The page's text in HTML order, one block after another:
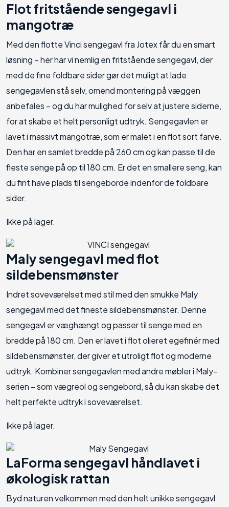
Flot fritstående sengegavl i
mangotræ
Med den flotte Vinci sengegavl fra Jotex får du en smart
løsning – her har vi nemlig en fritstående sengegavl, der
med de fine foldbare sider gør det muligt at lade
sengegavlen stå selv, omend montering på væggen
anbefales – og du har mulighed for selv at justere siderne,
for at skabe et helt personligt udtryk. Sengegavlen er
lavet i massivt mangotræ, som er malet i en flot sort farve.
Den har en samlet bredde på 260 cm og kan passe til de
fleste senge på op til 180 cm. Er det en smallere seng, kan
du fint have plads til sengeborde indenfor de foldbare
sider.
Ikke på lager.
Maly sengegavl med flot
sildebensmønster
Indret soveværelset med stil med den smukke Maly
sengegavl med det fineste sildebensmønster. Denne
sengegavl er væghængt og passer til senge med en
bredde på 180 cm. Den er lavet i flot olieret egefinér med
sildebensmønster, der giver et utroligt flot og moderne
udtryk. Kombiner sengegavlen med andre møbler i Maly-
serien – som vægreol og sengebord, så du kan skabe det
helt perfekte udtryk i soveværelset.
Ikke på lager.
LaForma sengegavl håndlavet i
økologisk rattan
Byd naturen velkommen med den helt unikke sengegavl